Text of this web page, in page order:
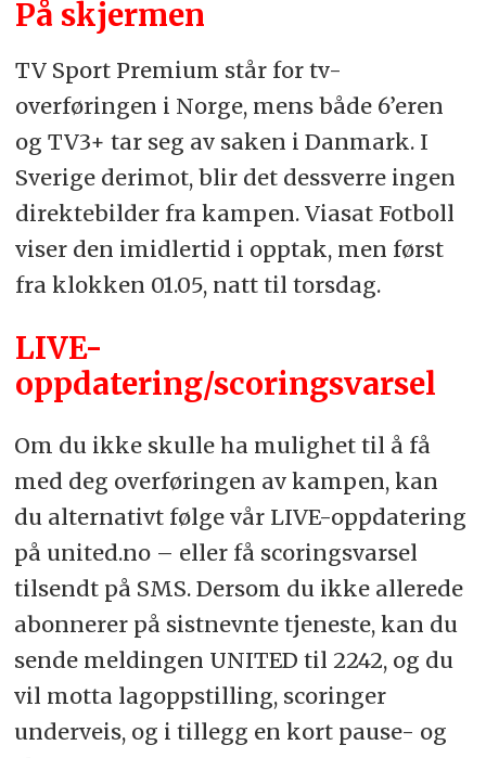
På skjermen
TV Sport Premium står for tv-
overføringen i Norge, mens både 6’eren
og TV3+ tar seg av saken i Danmark. I
Sverige derimot, blir det dessverre ingen
direktebilder fra kampen. Viasat Fotboll
viser den imidlertid i opptak, men først
fra klokken 01.05, natt til torsdag.
LIVE-
oppdatering/scoringsvarsel
Om du ikke skulle ha mulighet til å få
med deg overføringen av kampen, kan
du alternativt følge vår LIVE-oppdatering
på united.no – eller få scoringsvarsel
tilsendt på SMS. Dersom du ikke allerede
abonnerer på sistnevnte tjeneste, kan du
sende meldingen UNITED til 2242, og du
vil motta lagoppstilling, scoringer
underveis, og i tillegg en kort pause- og